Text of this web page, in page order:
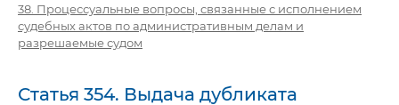
38. Процессуальные вопросы, связанные с исполнением
судебных актов по административным делам и
разрешаемые судом
Статья 354. Выдача дубликата